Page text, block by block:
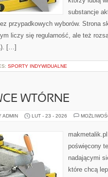
substancje
przypadkowych wyborów. Strona
liczy się regularność, ale też
[…]
SPORTY INDYWIDUALNE
WTÓRNE
ADMIN LUT - 23 - 2026
poświęcony
nadającymi
które chcą